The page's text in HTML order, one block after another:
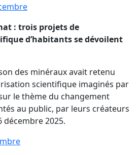
: trois projets de
d’habitants se dévoilent
des minéraux avait retenu
scientifique imaginés par
le thème du changement
au public, par leurs créateurs
décembre 2025.